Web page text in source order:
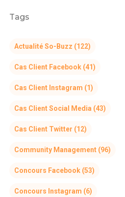
Tags
Actualité So-Buzz (122)
Cas Client Facebook(41)
Cas Client Instagram (1)
Cas Client Social Media (43)
Cas Client Twitter (12)
Community Management(96)
Concours Facebook(53)
Concours Instagram (6)